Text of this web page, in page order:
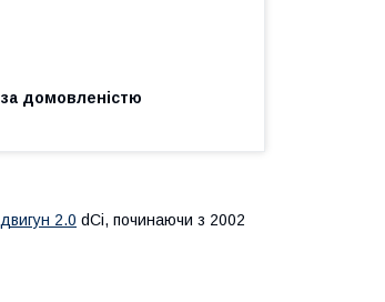
за домовленістю
двигун 2.0 dCi, починаючи з 2002